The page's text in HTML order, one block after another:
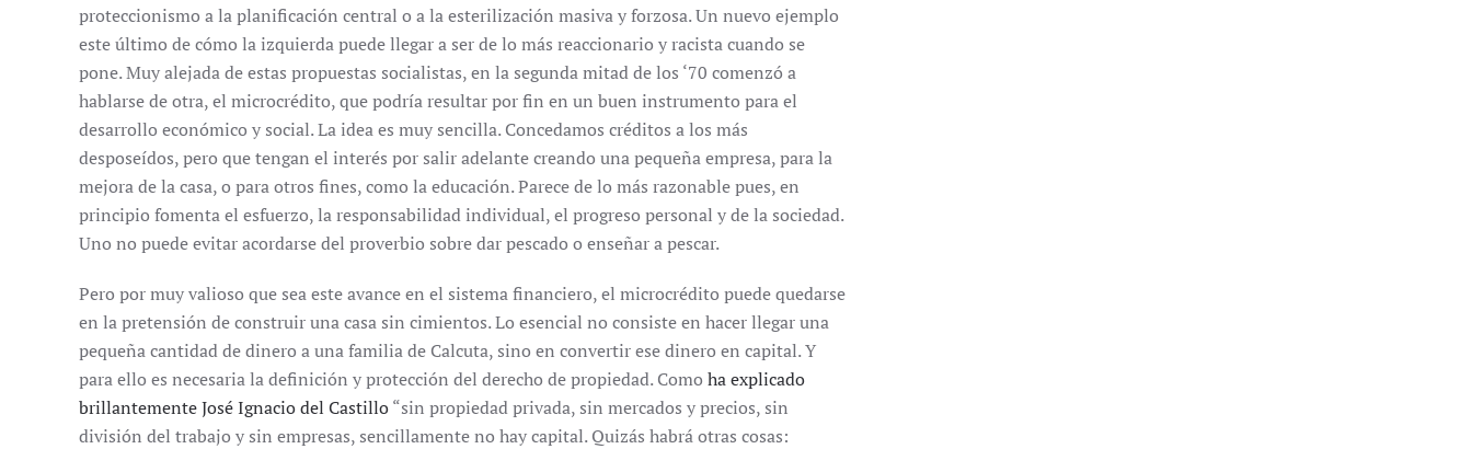
proteccionismo a la planificación central o a la esterilización masiva y forzosa. Un nuevo ejemplo
este último de cómo la izquierda puede llegar a ser de lo más reaccionario y racista cuando se
pone. Muy alejada de estas propuestas socialistas, en la segunda mitad de los ‘70 comenzó a
hablarse de otra, el microcrédito, que podría resultar por fin en un buen instrumento para el
desarrollo económico y social. La idea es muy sencilla. Concedamos créditos a los más
desposeídos, pero que tengan el interés por salir adelante creando una pequeña empresa, para la
mejora de la casa, o para otros fines, como la educación. Parece de lo más razonable pues, en
principio fomenta el esfuerzo, la responsabilidad individual, el progreso personal y de la sociedad.
Uno no puede evitar acordarse del proverbio sobre dar pescado o enseñar a pescar.
Pero por muy valioso que sea este avance en el sistema financiero, el microcrédito puede quedarse
en la pretensión de construir una casa sin cimientos. Lo esencial no consiste en hacer llegar una
pequeña cantidad de dinero a una familia de Calcuta, sino en convertir ese dinero en capital. Y
para ello es necesaria la definición y protección del derecho de propiedad. Como ha explicado
brillantemente José Ignacio del Castillo“sin propiedad privada, sin mercados y precios, sin
división del trabajo y sin empresas, sencillamente no hay capital. Quizás habrá otras cosas: